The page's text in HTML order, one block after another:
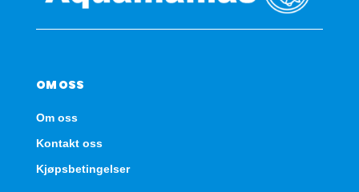
OM OSS
Om oss
Kontakt oss
Kjøpsbetingelser